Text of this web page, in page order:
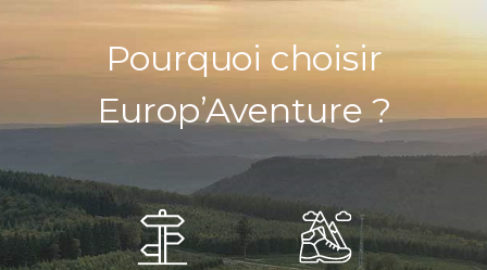
Pourquoi choisir
Europ’Aventure ?